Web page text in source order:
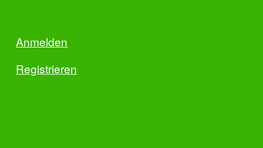
Anmelden
Registrieren